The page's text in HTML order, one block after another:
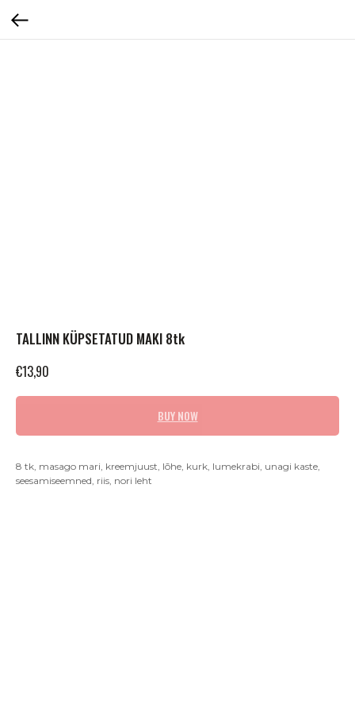
TALLINN KÜPSETATUD MAKI 8tk
€13,90
BUY NOW
8 tk, masago mari, kreemjuust, lõhe, kurk, lumekrabi, unagi kaste,
seesamiseemned, riis, nori leht